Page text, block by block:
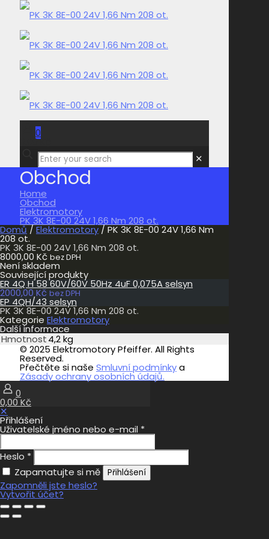
0
0,00 Kč
✕
Obchod
Home
Obchod
Elektromotory
PK 3K 8E-00 24V 1,66 Nm 208 ot.
Domů / Elektromotory / PK 3K 8E-00 24V 1,66 Nm
208 ot.
PK 3K 8E-00 24V 1,66 Nm 208 ot.
8000,00 Kč bez DPH
Není skladem
Související produkty
ER 4Q H 58 60V/60V 50Hz 4uF 0,075A selsyn
2000,00 Kč bez DPH
EP 4QH/43 selsyn
PK 3K 8E-00 24V 1,66 Nm 208 ot.
Kategorie Elektromotory
Další informace
Hmotnost4,2 kg
© 2025 Elektromotory Pfeiffer. All Rights
Reserved.
Přečtěte si naše Smluvní podmínkya
Zásady ochrany osobních údajů.
0
0,00 Kč
✕
Přihlášení
Uživatelské jméno nebo e-mail *
Heslo *
Zapamatujte si mě
Přihlášení
Zapomněli jste heslo?
Vytvořit účet?